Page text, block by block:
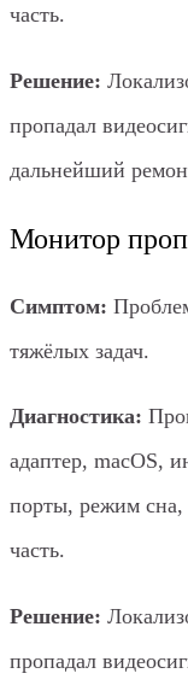
часть.
Решение:
пропадал
дальнейший
Монитор
Симптом:
тяжёлых задач.
Диагностика:
адаптер, macOS,
порты, режим
часть.
Решение:
пропадал